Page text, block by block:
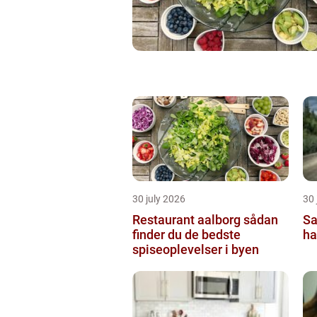
30 july 2026
Restaurant aalborg sådan
finder du de bedste
spiseoplevelser i byen
30